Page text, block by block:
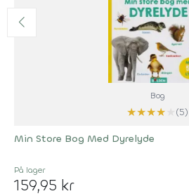
Bog
★★★★
(5)
Min Store Bog Med Dyrelyde
På lager
159,95 kr